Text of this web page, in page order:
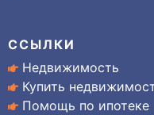
ССЫЛКИ
Недвижимость
Купить
Помощь по ипотеке